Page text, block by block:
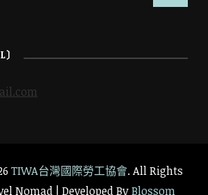
TIWA台灣國際勞工協會. All Rights
Nomad | Developed ByBlossom